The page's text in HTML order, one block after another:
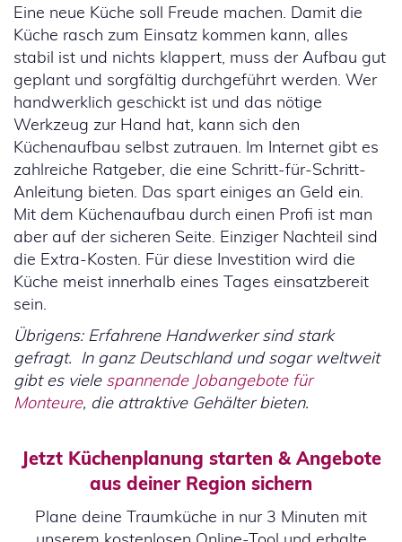
Eine neue Küche soll Freude machen. Damit die
Küche rasch zum Einsatz kommen kann, alles
stabil ist und nichts klappert, muss der Aufbau gut
geplant und sorgfältig durchgeführt werden. Wer
handwerklich geschickt ist und das nötige
Werkzeug zur Hand hat, kann sich den
Küchenaufbau selbst zutrauen. Im Internet gibt es
zahlreiche Ratgeber, die eine Schritt-für-Schritt-
Anleitung bieten. Das spart einiges an Geld ein.
Mit dem Küchenaufbau durch einen Profi ist man
aber auf der sicheren Seite. Einziger Nachteil sind
die Extra-Kosten. Für diese Investition wird die
Küche meist innerhalb eines Tages einsatzbereit
sein.
Übrigens: Erfahrene Handwerker sind stark
gefragt. In ganz Deutschland und sogar weltweit
gibt es viele spannende Jobangebote für
Monteure, die attraktive Gehälter bieten.
Jetzt Küchenplanung starten & Angebote
aus deiner Region sichern
Plane deine Traumküche in nur 3 Minuten mit